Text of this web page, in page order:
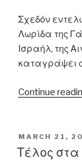
Σχεδόν
Λωρίδα της
Ισραήλ, της
καταγράψει
Continue
POSTED
ON
MARCH 21,
Τέλος στα